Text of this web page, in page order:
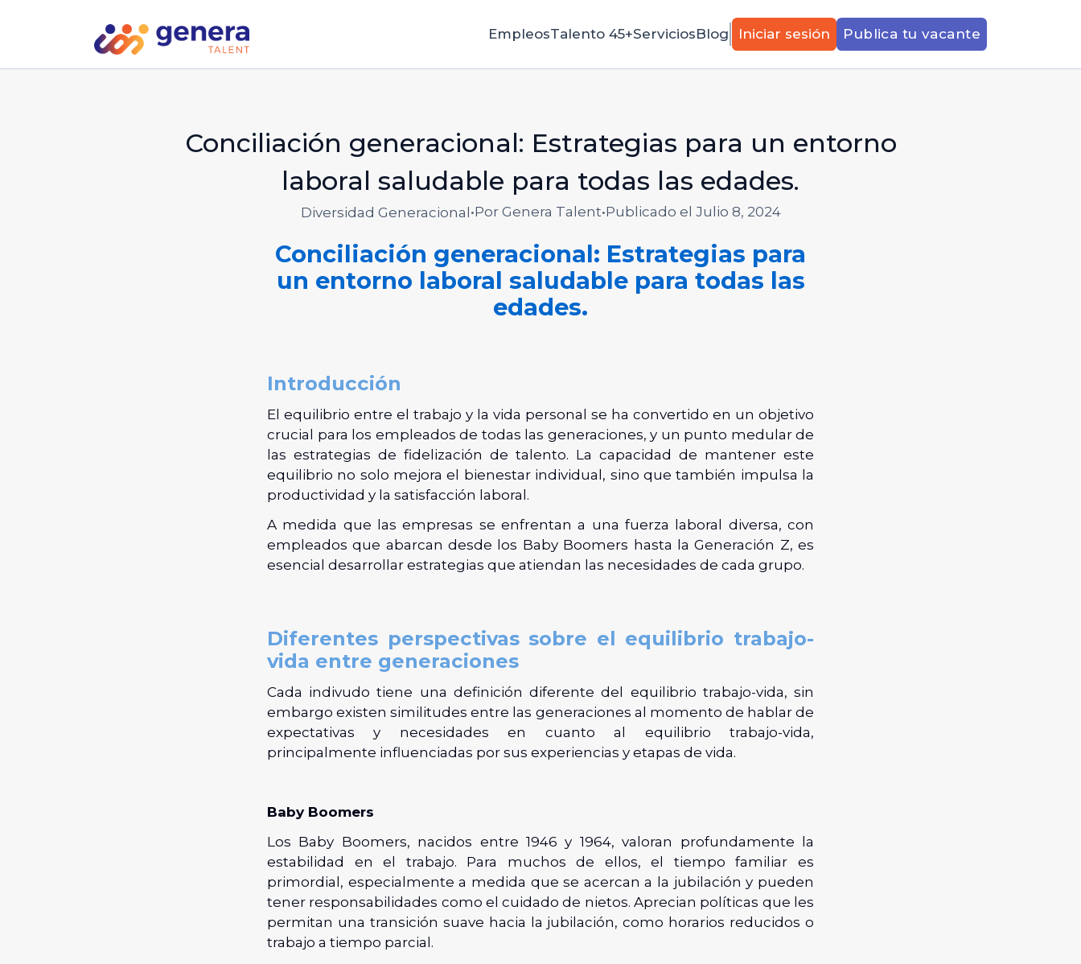
EmpleosTalento 45+ServiciosBlog Iniciar sesión Publica tu vacante
Conciliación generacional: Estrategias para un entorno
laboral saludable para todas las edades.
Diversidad Generacional •Por Genera Talent•Publicado el Julio 8, 2024
Conciliación generacional: Estrategias para
un entorno laboral saludable para todas las
edades.
Introducción
El equilibrio entre el trabajo y la vida personal se ha convertido en un objetivo
crucial para los empleados de todas las generaciones, y un punto medular de
las estrategias de fidelización de talento. La capacidad de mantener este
equilibrio no solo mejora el bienestar individual, sino que también impulsa la
productividad y la satisfacción laboral.
A medida que las empresas se enfrentan a una fuerza laboral diversa, con
empleados que abarcan desde los Baby Boomers hasta la Generación Z, es
esencial desarrollar estrategias que atiendan las necesidades de cada grupo.
Diferentes perspectivas sobre el equilibrio trabajo-
vida entre generaciones
Cada indivudo tiene una definición diferente del equilibrio trabajo-vida, sin
embargo existen similitudes entre las generaciones al momento de hablar de
expectativas y necesidades en cuanto al equilibrio trabajo-vida,
principalmente influenciadas por sus experiencias y etapas de vida.
Baby Boomers
Los Baby Boomers, nacidos entre 1946 y 1964, valoran profundamente la
estabilidad en el trabajo. Para muchos de ellos, el tiempo familiar es
primordial, especialmente a medida que se acercan a la jubilación y pueden
tener responsabilidades como el cuidado de nietos. Aprecian políticas que les
permitan una transición suave hacia la jubilación, como horarios reducidos o
trabajo a tiempo parcial.